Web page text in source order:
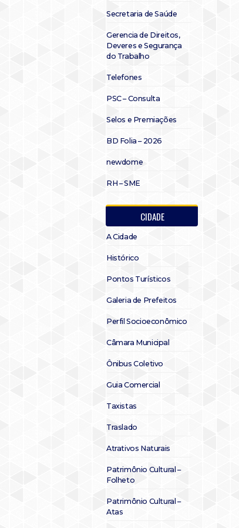
Secretaria de Saúde
Gerencia de Direitos,
Deveres e Segurança
do Trabalho
Telefones
PSC – Consulta
Selos e Premiações
BD Folia – 2026
newdome
RH – SME
CIDADE
A Cidade
Histórico
Pontos Turísticos
Galeria de Prefeitos
Perfil Socioeconômico
Câmara Municipal
Ônibus Coletivo
Guia Comercial
Taxistas
Traslado
Atrativos Naturais
Patrimônio Cultural –
Folheto
Patrimônio Cultural –
Atas